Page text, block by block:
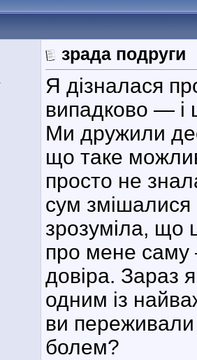
зрада подруги
Я дізналася
випадково — і
Ми дружили
що таке
просто не
сум
зрозуміла, що
про мене саму
довіра. Зараз
одним із
ви
болем?